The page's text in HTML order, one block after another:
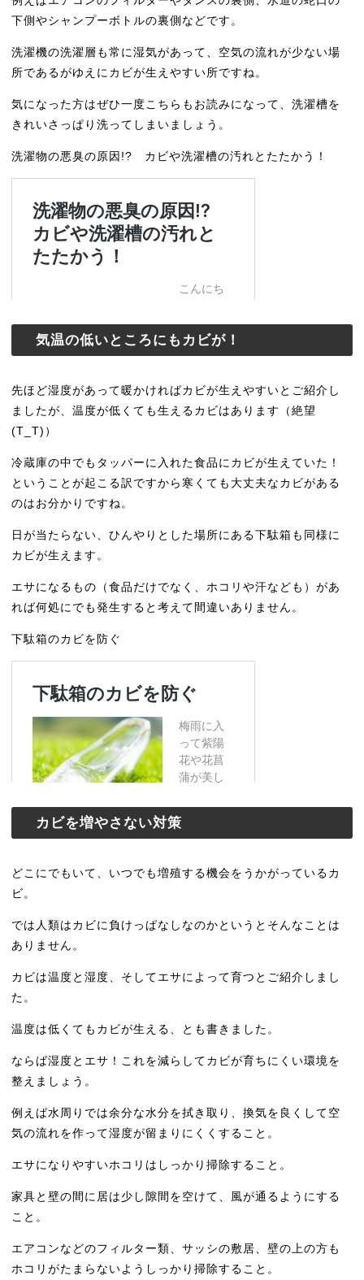
下側やシャンプーボトルの裏側などです。
洗濯機の洗濯層も常に湿気があって、空気の流れが少ない場
所であるがゆえにカビが生えやすい所ですね。
気になった方はぜひ一度こちらもお読みになって、洗濯槽を
きれいさっぱり洗ってしまいましょう。
洗濯物の悪臭の原因!? カビや洗濯槽の汚れとたたかう！
気温の低いところにもカビが！
先ほど湿度があって暖かければカビが生えやすいとご紹介し
ましたが、温度が低くても生えるカビはあります（絶望
(T_T)）
冷蔵庫の中でもタッパーに入れた食品にカビが生えていた！
ということが起こる訳ですから寒くても大丈夫なカビがある
のはお分かりですね。
日が当たらない、ひんやりとした場所にある下駄箱も同様に
カビが生えます。
エサになるもの（食品だけでなく、ホコリや汗なども）があ
れば何処にでも発生すると考えて間違いありません。
下駄箱のカビを防ぐ
カビを増やさない対策
どこにでもいて、いつでも増殖する機会をうかがっているカ
ビ。
では人類はカビに負けっぱなしなのかというとそんなことは
ありません。
カビは温度と湿度、そしてエサによって育つとご紹介しまし
た。
温度は低くてもカビが生える、とも書きました。
ならば湿度とエサ！これを減らしてカビが育ちにくい環境を
整えましょう。
例えば水周りでは余分な水分を拭き取り、換気を良くして空
気の流れを作って湿度が留まりにくくすること。
エサになりやすいホコリはしっかり掃除すること。
家具と壁の間に居は少し隙間を空けて、風が通るようにする
こと。
エアコンなどのフィルター類、サッシの敷居、壁の上の方も
ホコリがたまらないようしっかり掃除すること。